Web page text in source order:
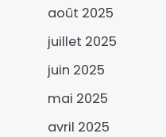
août 2025
juillet 2025
juin 2025
mai 2025
avril 2025
3
4